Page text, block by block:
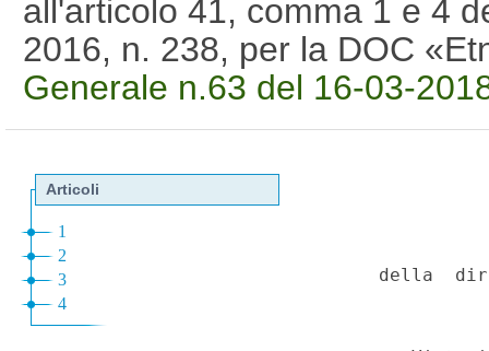
all'articolo 41, comma 1 e 4
2016, n. 238, per la DOC
Generale n.63 del 16-03-